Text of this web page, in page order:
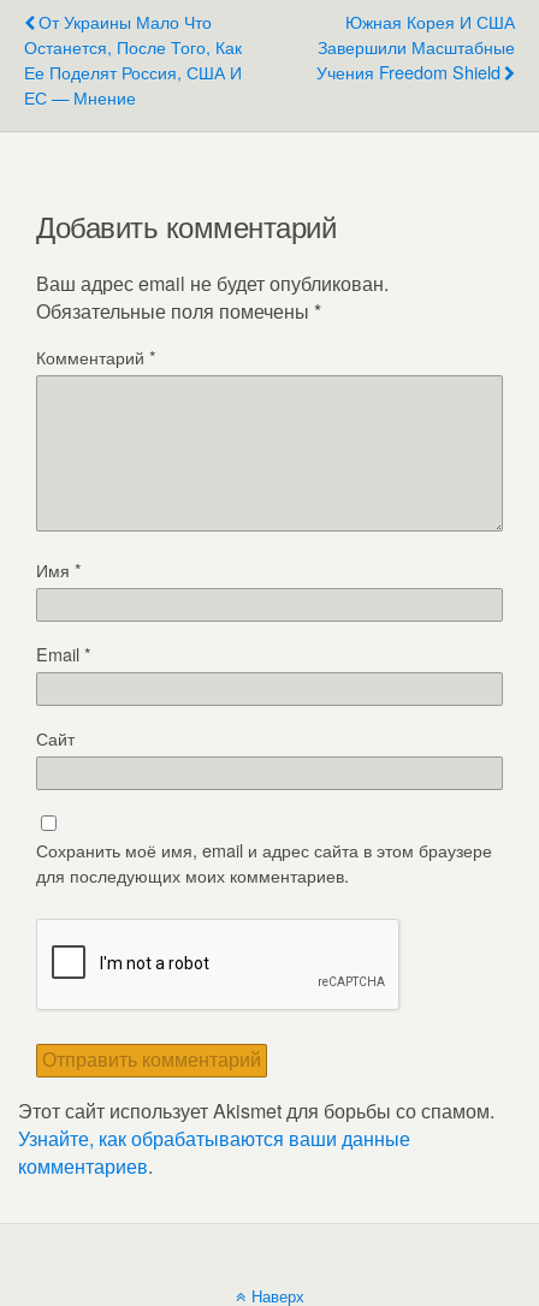
От Украины Мало Что
Останется, После Того, Как
Ее Поделят Россия, США И
ЕС — Мнение
Южная Корея И США
Завершили Масштабные
Учения Freedom Shield
Добавить комментарий
Ваш адрес email не будет опубликован.
Обязательные поля помечены *
Комментарий *
Имя *
Email*
Сайт
Сохранить моё имя, email и адрес сайта в этом браузере
для последующих моих комментариев.
Этот сайт использует Akismet для борьбы со спамом.
Узнайте, как обрабатываются ваши данные
комментариев.
Наверх